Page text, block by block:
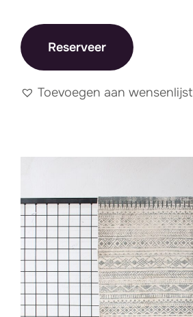
Reserveer
Toevoegen aan wensenlijst